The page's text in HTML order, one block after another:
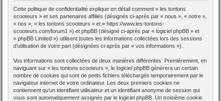
Cette politique de confidentialité explique en détail comment « les tontons
scooteurs » et ses partenaires affiliés (désignés ci-après par « nous », « notre »,
« nos », « les tontons scooteurs » et « https://www.les-tontons-
scooteurs.com/forum1 ») et phpBB (désigné ci-après par « logiciel phpBB » et
« phpBB Limited ») utilisent toutes les informations collectées lors des sessions
d’utilisation de votre part (désignées ci-après par « vos informations »).
Vos informations sont collectées de deux manières différentes. Premièrement, en
naviguant sur « les tontons scooteurs », le logiciel phpBB génèrera un certain
nombre de cookies qui sont de petits fichiers téléchargés temporairement par le
navigateur internet de votre ordinateur. Les deux premiers cookies ne
contiennent qu’un identifiant utilisateur et un identifiant anonyme de session qui
vous sont automatiquement assignés par le logiciel phpBB. Un troisième cookie